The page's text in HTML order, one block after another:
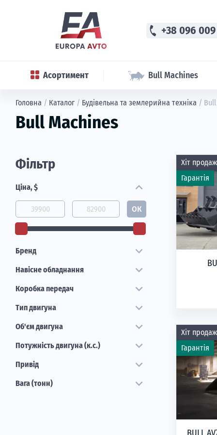
phone +38 096
Асортимент Bull Machines
Головна / Каталог / Будівельна та землерийна техніка /
Bull Machines
Фільтр
Ціна, $ expand_more
Бренд expand_more
Навісне обладнання expand_more
Коробка передач expand_more
Тип двигуна expand_more
Об'єм двигуна expand_more
Потужність двигуна (к.с.) expand_more
Привід expand_more
Вага (тонн) expand_more
Хіт
Гарантія
Хіт
Гарантія
BULL